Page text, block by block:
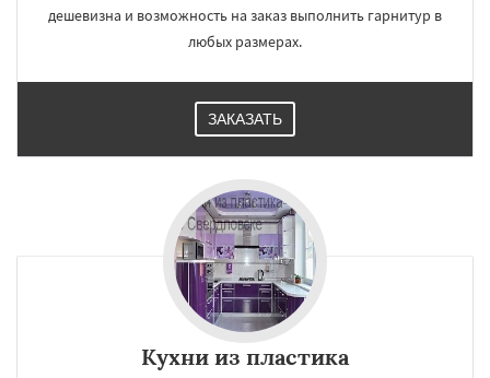
дешевизна и возможность на заказ выполнить гарнитур в
любых размерах.
ЗАКАЗАТЬ
Кухни из пластика